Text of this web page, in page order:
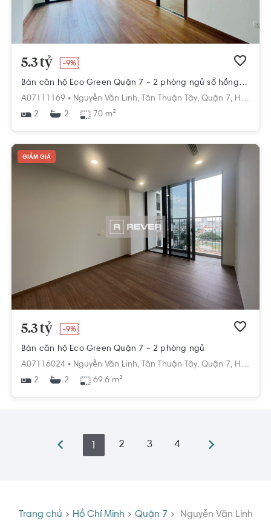
5.3 tỷ -9%
Bán căn hộ Eco Green Quận 7 - 2 phòng ngủ sổ hồng sẵn
A07111169 • Nguyễn Văn Linh, Tân Thuận Tây, Quận 7, Hồ Chí Minh
2
2 70 m²
GIẢM GIÁ
5.3 tỷ -9%
Bán căn hộ Eco Green Quận 7 - 2 phòng ngủ
A07116024 • Nguyễn Văn Linh, Tân Thuận Tây, Quận 7, Hồ Chí Minh
2
2 69.6 m²
1 2 3 4
Trang chủ Hồ Chí Minh Quận 7 Nguyễn Văn Linh